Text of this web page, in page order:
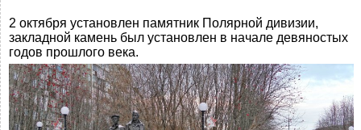
2 октября установлен памятник Полярной дивизии,
закладной камень был установлен в начале девяностых
годов прошлого века.